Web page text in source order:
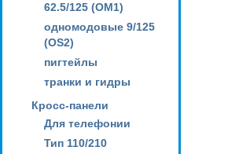
62.5/125 (OM1)
одномодовые 9/125
(OS2)
пигтейлы
транки и гидры
Кросс-панели
Для телефонии
Тип 110/210